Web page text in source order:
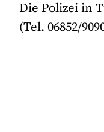
Die Polizei in
(Tel. 06852/